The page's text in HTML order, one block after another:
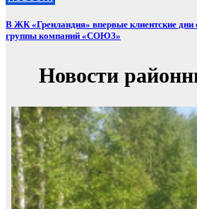
В ЖК «Гренландия» впервые клиентские дни
группы компаний «СОЮЗ»